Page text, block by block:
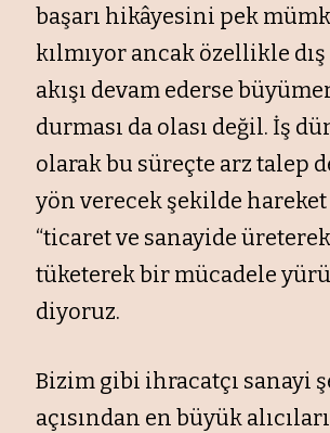
başarı hikâyesini pek
kılmıyor ancak özellikle
akışı devam ederse
durması da olası değil. İş
olarak bu süreçte arz talep
yön verecek şekilde
“ticaret ve sanayide
tüketerek bir mücadele
diyoruz.
Bizim gibi ihracatçı sanayi
açısından en büyük